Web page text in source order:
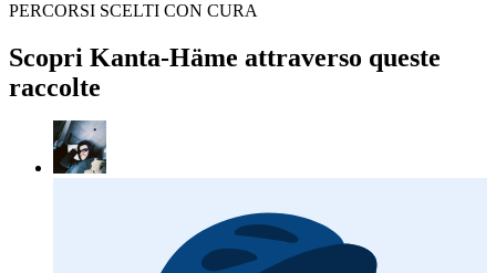
PERCORSI SCELTI CON CURA
Scopri Kanta-Häme attraverso queste
raccolte